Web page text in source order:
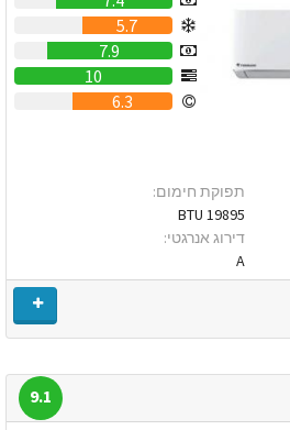
5.7
7.9
10
6.3
תפוקת חימום:
19895 BTU
דירוג אנרגטי:
A
9.1